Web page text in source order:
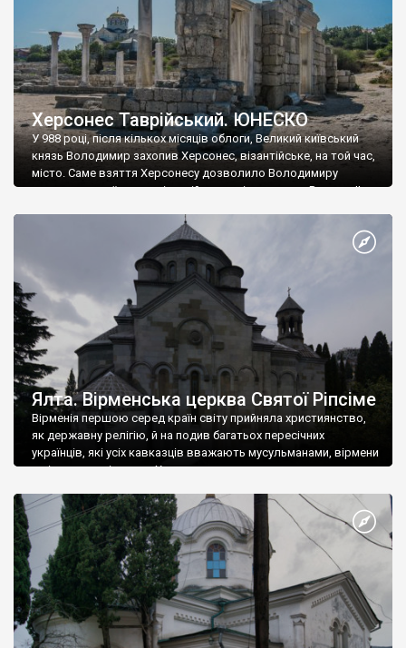
Херсонес Таврійський. ЮНЕСКО
У 988 році, після кількох місяців облоги, Великий київський
князь Володимир захопив Херсонес, візантійське, на той час,
місто. Саме взяття Херсонесу дозволило Володимиру
диктувати свої умови візантійському імператору Василю ІІ, та
Херсонесі Володимир-язичник, став Василем-християнином.
А потім було Хрещення Русі. На честь Херсонесу Таврійського
Ялта. Вірменська церква Святої Ріпсіме
Вірменія першою серед країн світу прийняла християнство,
як державну релігію, й на подив багатьох пересічних
українців, які усіх кавказців вважають мусульманами, вірмени
є відданими вірянами Христа